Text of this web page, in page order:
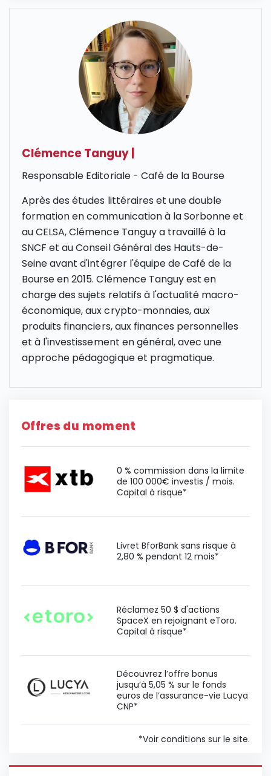
Clémence Tanguy
Responsable Editoriale - Café de la Bourse
Après des études littéraires et une double
formation en communication à la Sorbonne et
au CELSA, Clémence Tanguy a travaillé à la
SNCF et au Conseil Général des Hauts-de-
Seine avant d'intégrer l'équipe de Café de la
Bourse en 2015. Clémence Tanguy est en
charge des sujets relatifs à l'actualité macro-
économique, aux crypto-monnaies, aux
produits financiers, aux finances personnelles
et à l'investissement en général, avec une
approche pédagogique et pragmatique.
Offres du moment
0 % commission dans la limite
de 100 000€ investis / mois.
Capital à risque*
Livret BforBank sans risque à
2,80 % pendant 12 mois*
Réclamez 50 $ d'actions
SpaceX en rejoignant eToro.
Capital à risque*
Découvrez l’offre bonus
jusqu’à 5,05 % sur le fonds
euros de l’assurance-vie Lucya
CNP*
*Voir conditions sur le site.